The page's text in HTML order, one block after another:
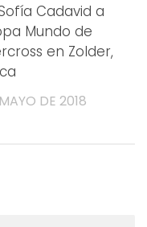
Cadavid a
Mundo de
en Zolder,
DE 2018